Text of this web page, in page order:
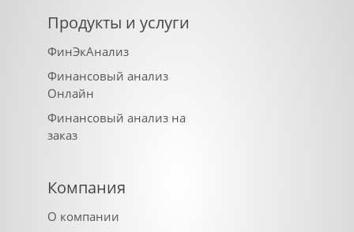
Продукты и услуги
ФинЭкАнализ
Финансовый анализ
Онлайн
Финансовый анализ на
заказ
Компания
О компании